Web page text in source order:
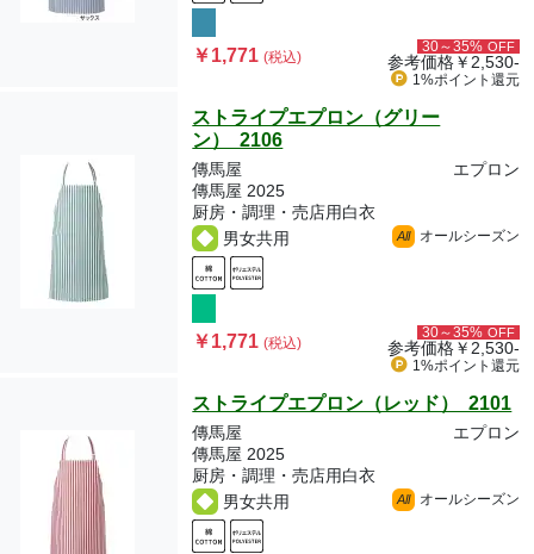
￥1,771(税込)
30～35% OFF
参考価格￥2,530-
1%ポイント 還元
ストライプエプロン（グリー
ン） 2106
傳馬屋
エプロン
傳馬屋 2025
厨房・調理・売店用白衣
男女共用
All オールシーズン
￥1,771(税込)
30～35% OFF
参考価格￥2,530-
1%ポイント 還元
ストライプエプロン（レッド） 2101
傳馬屋
エプロン
傳馬屋 2025
厨房・調理・売店用白衣
男女共用
All オールシーズン